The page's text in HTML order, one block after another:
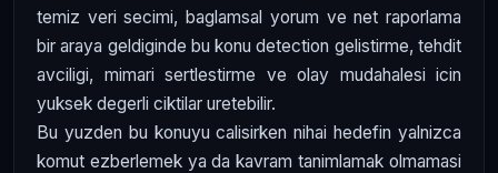
temiz veri secimi, baglamsal yorum ve net raporlama
bir araya geldiginde bu konu detection gelistirme, tehdit
avciligi, mimari sertlestirme ve olay mudahalesi icin
yuksek degerli ciktilar uretebilir.
Bu yuzden bu konuyu calisirken nihai hedefin yalnizca
komut ezberlemek ya da kavram tanimlamak olmamasi